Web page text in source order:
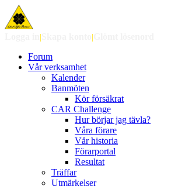
| |
Forum
Vår verksamhet
Kalender
Banmöten
Kör försäkrat
CAR Challenge
Hur börjar jag tävla?
Våra förare
Vår historia
Förarportal
Resultat
Träffar
Utmärkelser